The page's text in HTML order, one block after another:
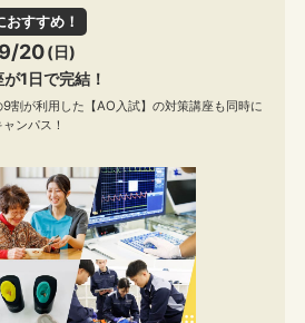
おすすめ！
9/20(日)
1日で完結！
割が利用した【AO入試】の対策講座も同時に
ンパス！